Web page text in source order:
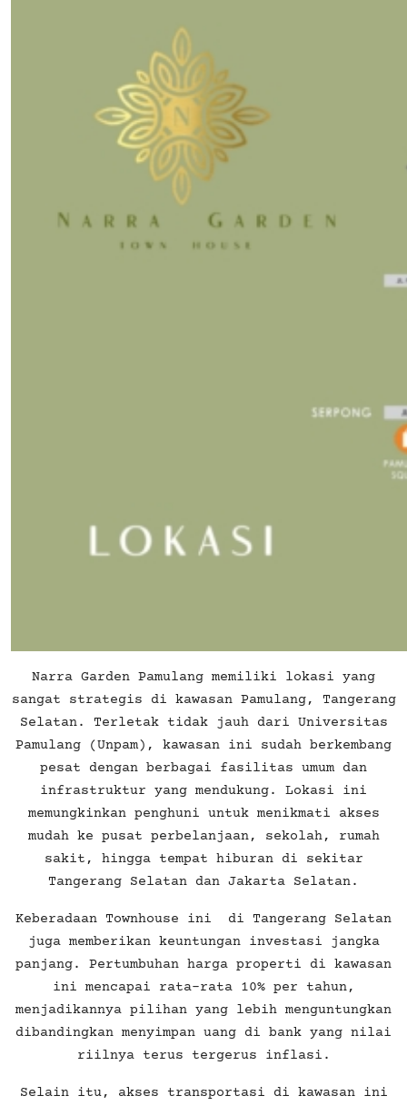
Narra Garden Pamulang memiliki lokasi yang
sangat strategis di kawasan Pamulang, Tangerang
Selatan. Terletak tidak jauh dari Universitas
Pamulang (Unpam), kawasan ini sudah berkembang
pesat dengan berbagai fasilitas umum dan
infrastruktur yang mendukung. Lokasi ini
memungkinkan penghuni untuk menikmati akses
mudah ke pusat perbelanjaan, sekolah, rumah
sakit, hingga tempat hiburan di sekitar
Tangerang Selatan dan Jakarta Selatan.
Keberadaan Townhouse ini di Tangerang Selatan
juga memberikan keuntungan investasi jangka
panjang. Pertumbuhan harga properti di kawasan
ini mencapai rata-rata 10% per tahun,
menjadikannya pilihan yang lebih menguntungkan
dibandingkan menyimpan uang di bank yang nilai
riilnya terus tergerus inflasi.
Selain itu, akses transportasi di kawasan ini